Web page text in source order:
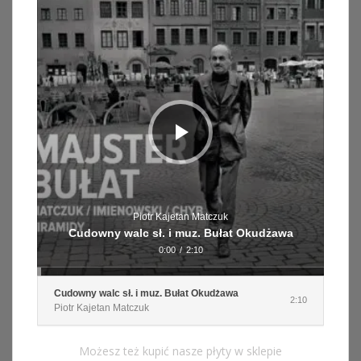
dźwiękowych
Piotr Kajetan Matczuk
Cudowny walc sł. i muz. Bułat Okudżawa
0:00 / 2:10
Cudowny walc sł. i muz. Bułat Okudżawa
Piotr Kajetan Matczuk
2:10
Możesz też kupić nasze płyty w sklepie